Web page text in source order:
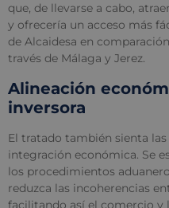
que, de llevarse a cabo,
y ofrecería un acceso más
de Alcaidesa en
través de Málaga y Jerez.
Alineación
inversora
El tratado también sienta
integración económica. Se
los procedimientos
reduzca las incoherencias
facilitando así el comercio y